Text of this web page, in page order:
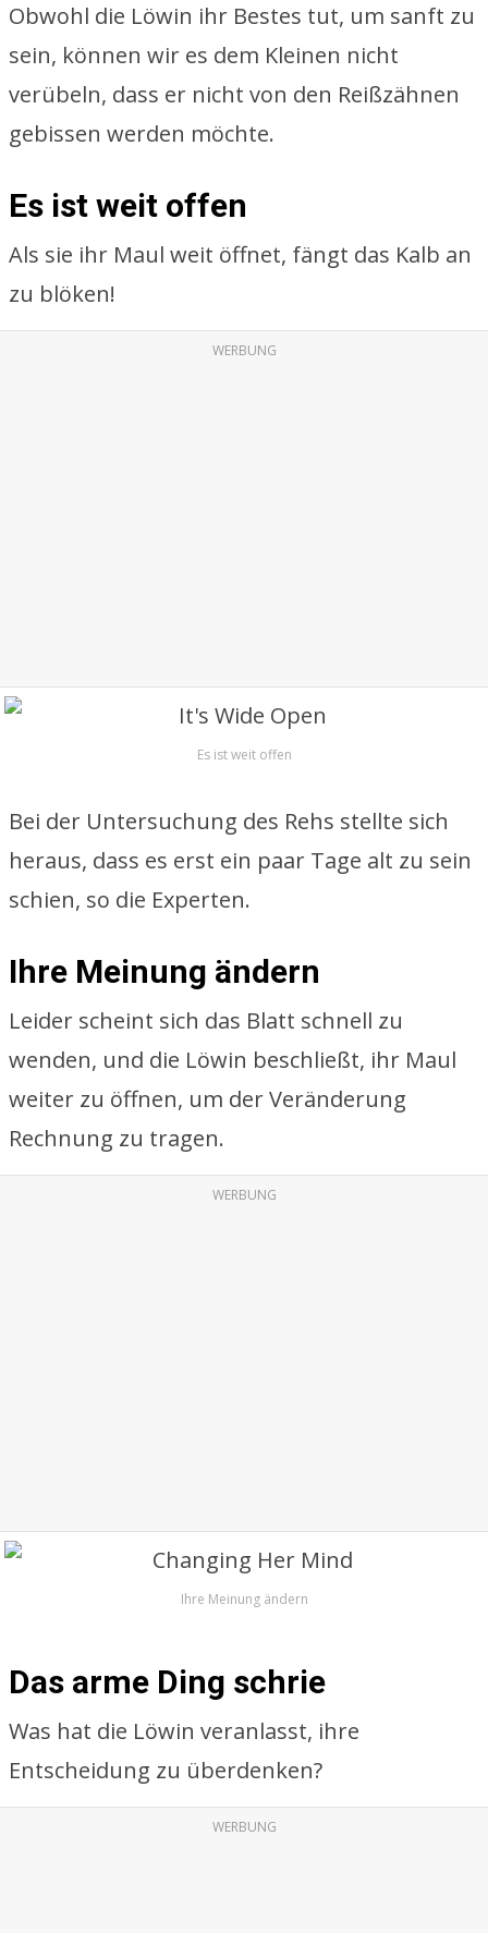
Obwohl die Löwin ihr Bestes tut, um sanft zu
sein, können wir es dem Kleinen nicht
verübeln, dass er nicht von den Reißzähnen
gebissen werden möchte.
Es ist weit offen
Als sie ihr Maul weit öffnet, fängt das Kalb an
zu blöken!
WERBUNG
Es ist weit offen
Bei der Untersuchung des Rehs stellte sich
heraus, dass es erst ein paar Tage alt zu sein
schien, so die Experten.
Ihre Meinung ändern
Leider scheint sich das Blatt schnell zu
wenden, und die Löwin beschließt, ihr Maul
weiter zu öffnen, um der Veränderung
Rechnung zu tragen.
WERBUNG
Ihre Meinung ändern
Das arme Ding schrie
Was hat die Löwin veranlasst, ihre
Entscheidung zu überdenken?
WERBUNG